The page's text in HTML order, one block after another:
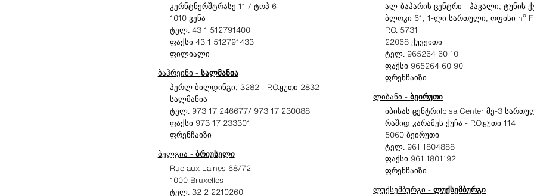
კერნტნერშტრასე 11 / ტოპ 6
1010 ვენა
ტელ. 43 1 512791400
ფაქსი 43 1 512791433
ფილიალი
ბაჰრეინი - სალმანია
პერლ ბილდინგი, 3282 - P.O.ყუთი 2832
სალმანია
ტელ. 973 17 246677/ 973 17 230088
ფაქსი 973 17 233301
ფრენჩაიზი
ბელგია - ბრიუსელი
Rue aux Laines 68/72
1000 Bruxelles
ტელ. 32 2 2210260
ალ-ბაჰარის ცენტრი - ჰავალი, ტუნის
ბლოკი 61, 1-ლი სართული, ოფისი nº
P.O. 5731
22068 ქუვეითი
ტელ. 965264 60 10
ფაქსი 965264 60 90
ფრენჩაიზი
ლიბანი -ბეირუთი
იბისას ცენტრიIbisa Center მე-3
რაშიდ კარამეს ქუჩა - P.O.ყუთი 114
5060 ბეირუთი
ტელ. 961 1804888
ფაქსი 961 1801192
ფრენჩაიზი
ლუქსემბურგი -ლუქსემბურგი